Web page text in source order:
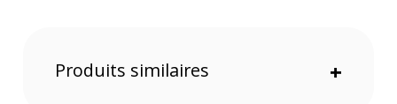
Produits similaires +